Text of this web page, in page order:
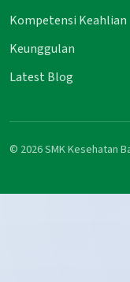
Kompetensi Keahlian
Keunggulan
Latest Blog
© 2026 SMK Kesehatan